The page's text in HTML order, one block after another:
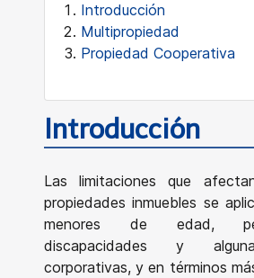
Introducción
Multipropiedad
Propiedad Cooperativa
Introducción
Las limitaciones que
propiedades inmuebles se
menores de edad,
discapacidades y
corporativas, y en términos